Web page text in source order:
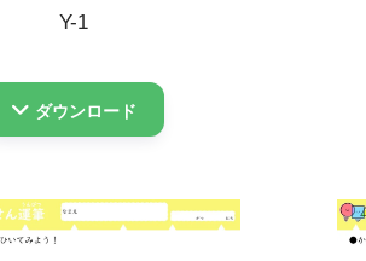
Y-1
ダウンロード